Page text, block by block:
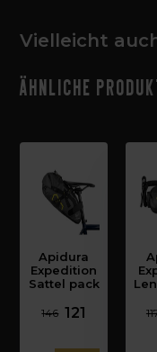
Vielleicht
Ähnliche
Apidura
Expedition
Sattel pack
146 121